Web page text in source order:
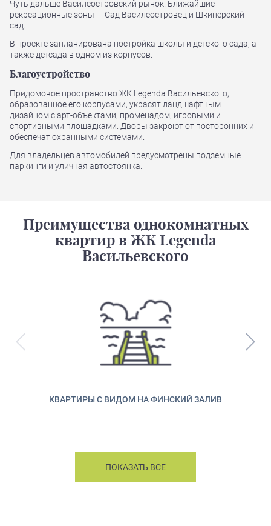
Чуть дальше Василеостровский рынок. Ближайшие
рекреационные зоны — Сад Василеостровец и Шкиперский
сад.
В проекте запланирована постройка школы и детского сада, а
также детсада в одном из корпусов.
Благоустройство
Придомовое пространство ЖК Legenda Васильевского,
образованное его корпусами, украсят ландшафтным
дизайном с арт-объектами, променадом, игровыми и
спортивными площадками. Дворы закроют от посторонних и
обеспечат охранными системами.
Для владельцев автомобилей предусмотрены подземные
паркинги и уличная автостоянка.
Преимущества однокомнатных
квартир в ЖК Legenda
Васильевского
КВАРТИРЫ С ВИДОМ НА ФИНСКИЙ ЗАЛИВ
ПОКАЗАТЬ ВСЕ